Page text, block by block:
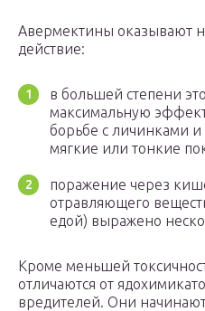
Авермектины оказывают
действие:
в большей степени
максимальную
борьбе с личинками
мягкие или тонкие
поражение через
отравляющего
едой) выражено
Кроме меньшей
отличаются от
вредителей. Они